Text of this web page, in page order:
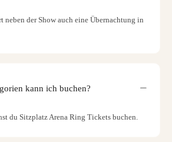
der Show auch eine Übernachtung in
kann ich buchen?
du Sitzplatz Arena Ring Tickets buchen.